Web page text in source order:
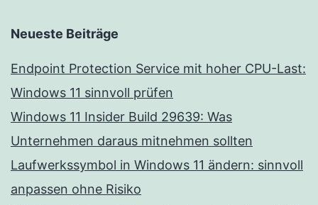
Neueste Beiträge
Endpoint Protection Service mit hoher CPU-Last:
Windows 11 sinnvoll prüfen
Windows 11 Insider Build 29639: Was
Unternehmen daraus mitnehmen sollten
Laufwerkssymbol in Windows 11 ändern: sinnvoll
anpassen ohne Risiko